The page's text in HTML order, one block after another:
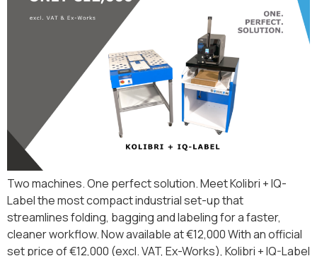
Two machines. One perfect solution. Meet Kolibri + IQ-
Label the most compact industrial set-up that
streamlines folding, bagging and labeling for a faster,
cleaner workflow. Now available at €12,000 With an official
set price of €12,000 (excl. VAT, Ex-Works), Kolibri + IQ-Label